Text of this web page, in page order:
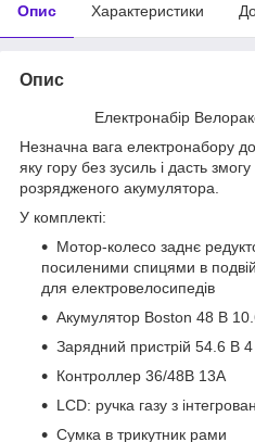
Опис Характеристики
Опис
Електронабір
Незначна вага електронабору
яку гору без зусиль і дасть змогу
розрядженого акумулятора.
У комплекті:
Мотор-колесо заднє
посиленими спицями в
для електровелосипедів
Акумулятор Boston 48 В
Зарядний пристрій 54.6 В
Контроллер 36/48В 13А
LCD: ручка газу з
Сумка в трикутник рами